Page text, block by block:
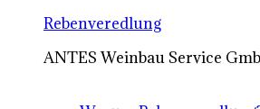
Rebenveredlung
ANTES Weinbau Service